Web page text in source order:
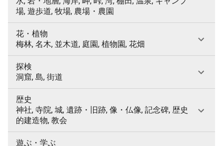
場, 遊歩道, 牧場, 農場・農園
花・植物
梅林, 名木, 並木道, 庭園, 植物園, 花畑
探検
洞窟, 島, 街道
歴史
神社, 寺院, 城, 遺跡・旧跡, 像・仏像, 記念碑, 歴史
的建造物, 教会
遊ぶ・学ぶ